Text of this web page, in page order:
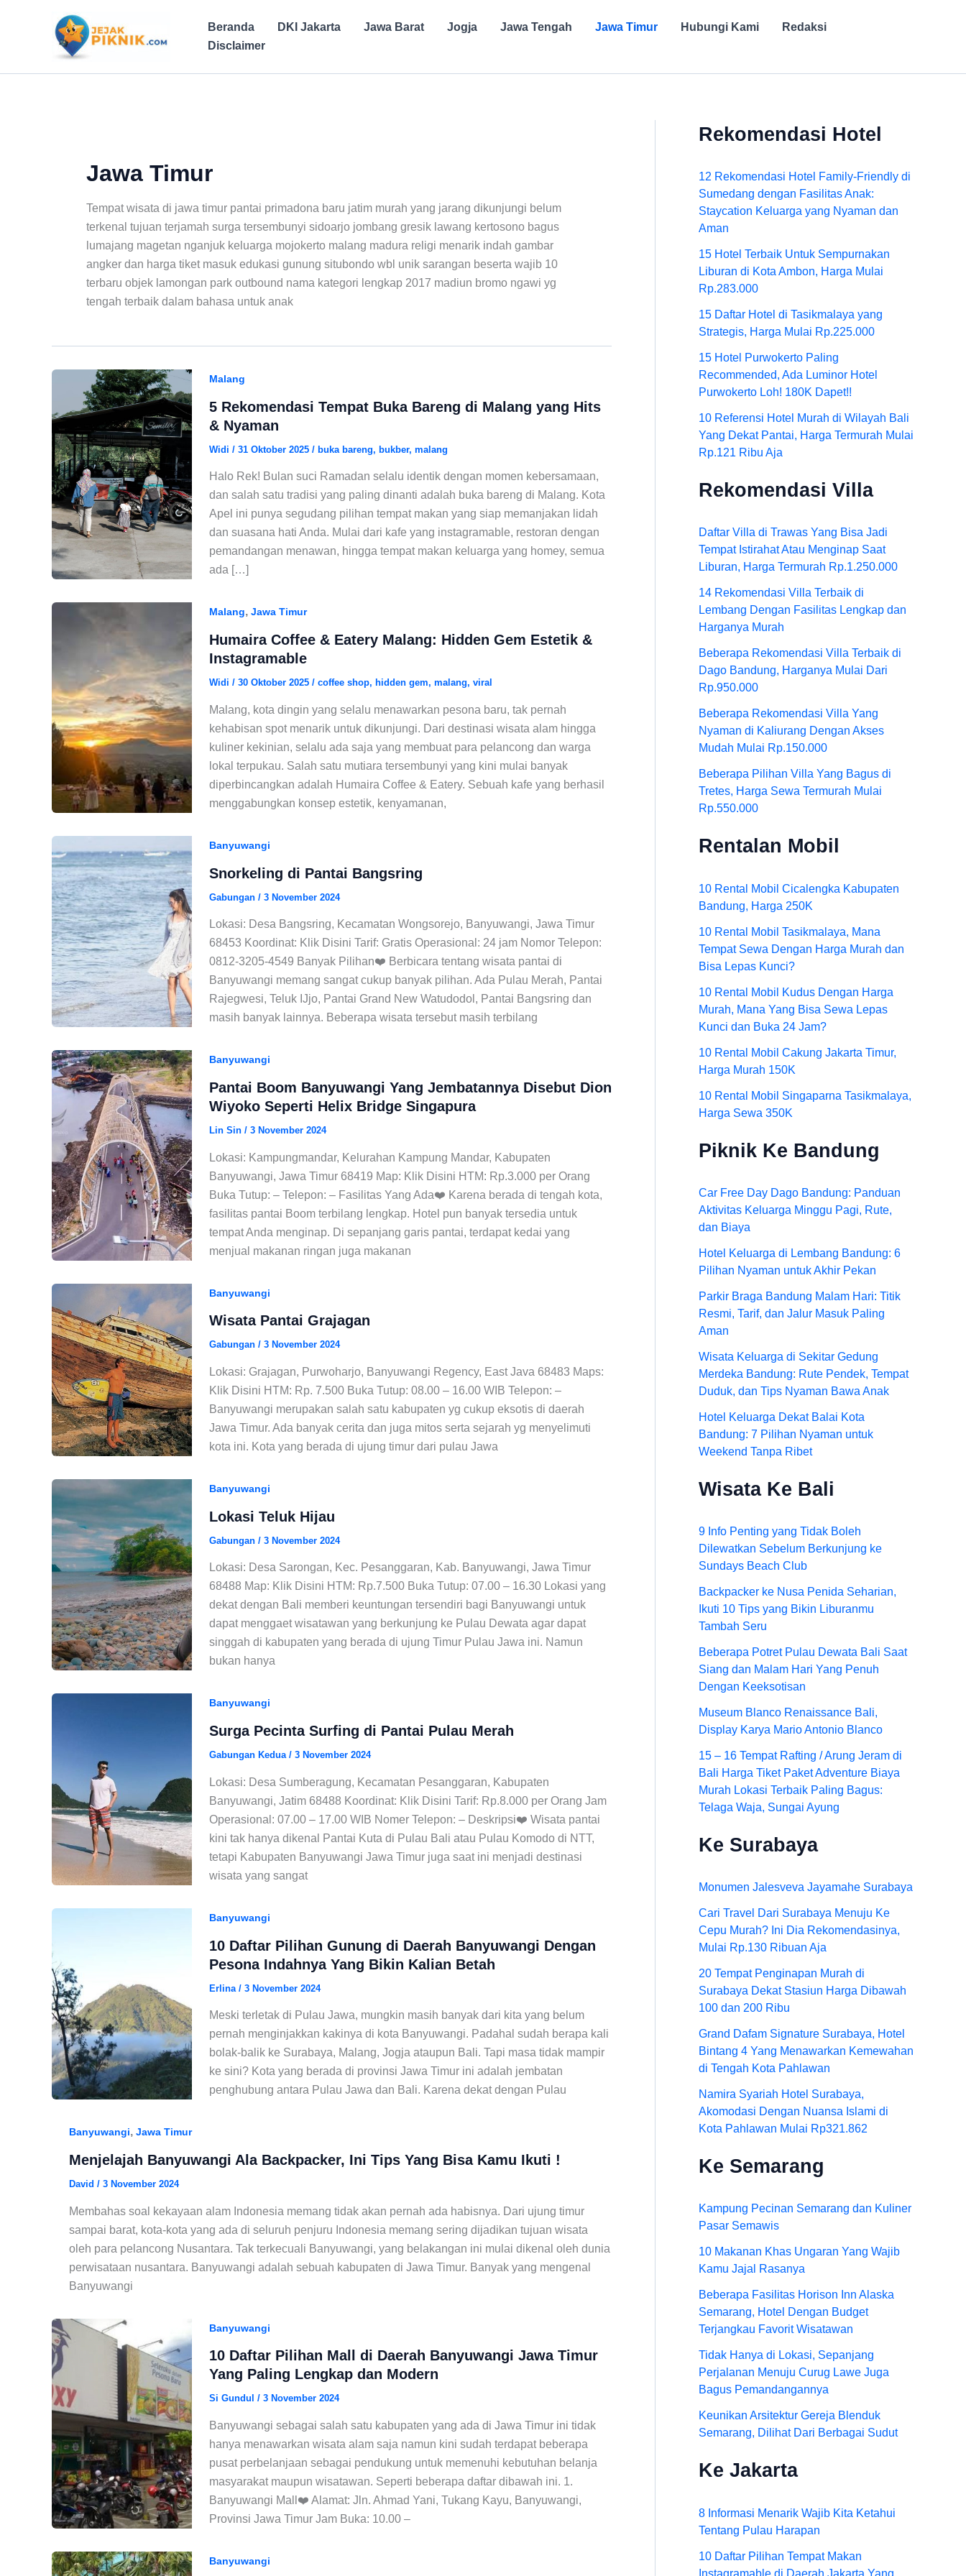
Beranda DKI Jakarta Jawa Barat Jogja Jawa Tengah Jawa Timur Hubungi Kami
Redaksi
Disclaimer
Jawa Timur
Tempat wisata di jawa timur pantai primadona baru jatim murah yang jarang dikunjungi belum
terkenal tujuan terjamah surga tersembunyi sidoarjo jombang gresik lawang kertosono bagus
lumajang magetan nganjuk keluarga mojokerto malang madura religi menarik indah gambar
angker dan harga tiket masuk edukasi gunung situbondo wbl unik sarangan beserta wajib 10
terbaru objek lamongan park outbound nama kategori lengkap 2017 madiun bromo ngawi yg
tengah terbaik dalam bahasa untuk anak
Malang
5 Rekomendasi Tempat Buka Bareng di Malang yang Hits
& Nyaman
Widi / 31 Oktober 2025 / buka bareng, bukber, malang
Halo Rek! Bulan suci Ramadan selalu identik dengan momen kebersamaan,
dan salah satu tradisi yang paling dinanti adalah buka bareng di Malang. Kota
Apel ini punya segudang pilihan tempat makan yang siap memanjakan lidah
dan suasana hati Anda. Mulai dari kafe yang instagramable, restoran dengan
pemandangan menawan, hingga tempat makan keluarga yang homey, semua
ada […]
Malang, Jawa Timur
Humaira Coffee & Eatery Malang: Hidden Gem Estetik &
Instagramable
Widi / 30 Oktober 2025 / coffee shop, hidden gem, malang, viral
Malang, kota dingin yang selalu menawarkan pesona baru, tak pernah
kehabisan spot menarik untuk dikunjungi. Dari destinasi wisata alam hingga
kuliner kekinian, selalu ada saja yang membuat para pelancong dan warga
lokal terpukau. Salah satu mutiara tersembunyi yang kini mulai banyak
diperbincangkan adalah Humaira Coffee & Eatery. Sebuah kafe yang berhasil
menggabungkan konsep estetik, kenyamanan,
Banyuwangi
Snorkeling di Pantai Bangsring
Gabungan / 3 November 2024
Lokasi: Desa Bangsring, Kecamatan Wongsorejo, Banyuwangi, Jawa Timur
68453 Koordinat: Klik Disini Tarif: Gratis Operasional: 24 jam Nomor Telepon:
0812-3205-4549 Banyak Pilihan❤️ Berbicara tentang wisata pantai di
Banyuwangi memang sangat cukup banyak pilihan. Ada Pulau Merah, Pantai
Rajegwesi, Teluk IJjo, Pantai Grand New Watudodol, Pantai Bangsring dan
masih banyak lainnya. Beberapa wisata tersebut masih terbilang
Banyuwangi
Pantai Boom Banyuwangi Yang Jembatannya Disebut Dion
Wiyoko Seperti Helix Bridge Singapura
Lin Sin / 3 November 2024
Lokasi: Kampungmandar, Kelurahan Kampung Mandar, Kabupaten
Banyuwangi, Jawa Timur 68419 Map: Klik Disini HTM: Rp.3.000 per Orang
Buka Tutup: – Telepon: – Fasilitas Yang Ada❤️ Karena berada di tengah kota,
fasilitas pantai Boom terbilang lengkap. Hotel pun banyak tersedia untuk
tempat Anda menginap. Di sepanjang garis pantai, terdapat kedai yang
menjual makanan ringan juga makanan
Banyuwangi
Wisata Pantai Grajagan
Gabungan / 3 November 2024
Lokasi: Grajagan, Purwoharjo, Banyuwangi Regency, East Java 68483 Maps:
Klik Disini HTM: Rp. 7.500 Buka Tutup: 08.00 – 16.00 WIB Telepon: –
Banyuwangi merupakan salah satu kabupaten yg cukup eksotis di daerah
Jawa Timur. Ada banyak cerita dan juga mitos serta sejarah yg menyelimuti
kota ini. Kota yang berada di ujung timur dari pulau Jawa
Banyuwangi
Lokasi Teluk Hijau
Gabungan / 3 November 2024
Lokasi: Desa Sarongan, Kec. Pesanggaran, Kab. Banyuwangi, Jawa Timur
68488 Map: Klik Disini HTM: Rp.7.500 Buka Tutup: 07.00 – 16.30 Lokasi yang
dekat dengan Bali memberi keuntungan tersendiri bagi Banyuwangi untuk
dapat menggaet wisatawan yang berkunjung ke Pulau Dewata agar dapat
singgah di kabupaten yang berada di ujung Timur Pulau Jawa ini. Namun
bukan hanya
Banyuwangi
Surga Pecinta Surfing di Pantai Pulau Merah
Gabungan Kedua / 3 November 2024
Lokasi: Desa Sumberagung, Kecamatan Pesanggaran, Kabupaten
Banyuwangi, Jatim 68488 Koordinat: Klik Disini Tarif: Rp.8.000 per Orang Jam
Operasional: 07.00 – 17.00 WIB Nomer Telepon: – Deskripsi❤️ Wisata pantai
kini tak hanya dikenal Pantai Kuta di Pulau Bali atau Pulau Komodo di NTT,
tetapi Kabupaten Banyuwangi Jawa Timur juga saat ini menjadi destinasi
wisata yang sangat
Banyuwangi
10 Daftar Pilihan Gunung di Daerah Banyuwangi Dengan
Pesona Indahnya Yang Bikin Kalian Betah
Erlina / 3 November 2024
Meski terletak di Pulau Jawa, mungkin masih banyak dari kita yang belum
pernah menginjakkan kakinya di kota Banyuwangi. Padahal sudah berapa kali
bolak-balik ke Surabaya, Malang, Jogja ataupun Bali. Tapi masa tidak mampir
ke sini? Kota yang berada di provinsi Jawa Timur ini adalah jembatan
penghubung antara Pulau Jawa dan Bali. Karena dekat dengan Pulau
Banyuwangi, Jawa Timur
Menjelajah Banyuwangi Ala Backpacker, Ini Tips Yang Bisa Kamu Ikuti !
David / 3 November 2024
Membahas soal kekayaan alam Indonesia memang tidak akan pernah ada habisnya. Dari ujung timur
sampai barat, kota-kota yang ada di seluruh penjuru Indonesia memang sering dijadikan tujuan wisata
oleh para pelancong Nusantara. Tak terkecuali Banyuwangi, yang belakangan ini mulai dikenal oleh dunia
perwisataan nusantara. Banyuwangi adalah sebuah kabupaten di Jawa Timur. Banyak yang mengenal
Banyuwangi
Banyuwangi
10 Daftar Pilihan Mall di Daerah Banyuwangi Jawa Timur
Yang Paling Lengkap dan Modern
Si Gundul / 3 November 2024
Banyuwangi sebagai salah satu kabupaten yang ada di Jawa Timur ini tidak
hanya menawarkan wisata alam saja namun kini sudah terdapat beberapa
pusat perbelanjaan sebagai pendukung untuk memenuhi kebutuhan belanja
masyarakat maupun wisatawan. Seperti beberapa daftar dibawah ini. 1.
Banyuwangi Mall❤️ Alamat: Jln. Ahmad Yani, Tukang Kayu, Banyuwangi,
Provinsi Jawa Timur Jam Buka: 10.00 –
Banyuwangi
Rekomendasi Hotel
12 Rekomendasi Hotel Family-Friendly di
Sumedang dengan Fasilitas Anak:
Staycation Keluarga yang Nyaman dan
Aman
15 Hotel Terbaik Untuk Sempurnakan
Liburan di Kota Ambon, Harga Mulai
Rp.283.000
15 Daftar Hotel di Tasikmalaya yang
Strategis, Harga Mulai Rp.225.000
15 Hotel Purwokerto Paling
Recommended, Ada Luminor Hotel
Purwokerto Loh! 180K Dapet!!
10 Referensi Hotel Murah di Wilayah Bali
Yang Dekat Pantai, Harga Termurah Mulai
Rp.121 Ribu Aja
Rekomendasi Villa
Daftar Villa di Trawas Yang Bisa Jadi
Tempat Istirahat Atau Menginap Saat
Liburan, Harga Termurah Rp.1.250.000
14 Rekomendasi Villa Terbaik di
Lembang Dengan Fasilitas Lengkap dan
Harganya Murah
Beberapa Rekomendasi Villa Terbaik di
Dago Bandung, Harganya Mulai Dari
Rp.950.000
Beberapa Rekomendasi Villa Yang
Nyaman di Kaliurang Dengan Akses
Mudah Mulai Rp.150.000
Beberapa Pilihan Villa Yang Bagus di
Tretes, Harga Sewa Termurah Mulai
Rp.550.000
Rentalan Mobil
10 Rental Mobil Cicalengka Kabupaten
Bandung, Harga 250K
10 Rental Mobil Tasikmalaya, Mana
Tempat Sewa Dengan Harga Murah dan
Bisa Lepas Kunci?
10 Rental Mobil Kudus Dengan Harga
Murah, Mana Yang Bisa Sewa Lepas
Kunci dan Buka 24 Jam?
10 Rental Mobil Cakung Jakarta Timur,
Harga Murah 150K
10 Rental Mobil Singaparna Tasikmalaya,
Harga Sewa 350K
Piknik Ke Bandung
Car Free Day Dago Bandung: Panduan
Aktivitas Keluarga Minggu Pagi, Rute,
dan Biaya
Hotel Keluarga di Lembang Bandung: 6
Pilihan Nyaman untuk Akhir Pekan
Parkir Braga Bandung Malam Hari: Titik
Resmi, Tarif, dan Jalur Masuk Paling
Aman
Wisata Keluarga di Sekitar Gedung
Merdeka Bandung: Rute Pendek, Tempat
Duduk, dan Tips Nyaman Bawa Anak
Hotel Keluarga Dekat Balai Kota
Bandung: 7 Pilihan Nyaman untuk
Weekend Tanpa Ribet
Wisata Ke Bali
9 Info Penting yang Tidak Boleh
Dilewatkan Sebelum Berkunjung ke
Sundays Beach Club
Backpacker ke Nusa Penida Seharian,
Ikuti 10 Tips yang Bikin Liburanmu
Tambah Seru
Beberapa Potret Pulau Dewata Bali Saat
Siang dan Malam Hari Yang Penuh
Dengan Keeksotisan
Museum Blanco Renaissance Bali,
Display Karya Mario Antonio Blanco
15 – 16 Tempat Rafting / Arung Jeram di
Bali Harga Tiket Paket Adventure Biaya
Murah Lokasi Terbaik Paling Bagus:
Telaga Waja, Sungai Ayung
Ke Surabaya
Monumen Jalesveva Jayamahe Surabaya
Cari Travel Dari Surabaya Menuju Ke
Cepu Murah? Ini Dia Rekomendasinya,
Mulai Rp.130 Ribuan Aja
20 Tempat Penginapan Murah di
Surabaya Dekat Stasiun Harga Dibawah
100 dan 200 Ribu
Grand Dafam Signature Surabaya, Hotel
Bintang 4 Yang Menawarkan Kemewahan
di Tengah Kota Pahlawan
Namira Syariah Hotel Surabaya,
Akomodasi Dengan Nuansa Islami di
Kota Pahlawan Mulai Rp321.862
Ke Semarang
Kampung Pecinan Semarang dan Kuliner
Pasar Semawis
10 Makanan Khas Ungaran Yang Wajib
Kamu Jajal Rasanya
Beberapa Fasilitas Horison Inn Alaska
Semarang, Hotel Dengan Budget
Terjangkau Favorit Wisatawan
Tidak Hanya di Lokasi, Sepanjang
Perjalanan Menuju Curug Lawe Juga
Bagus Pemandangannya
Keunikan Arsitektur Gereja Blenduk
Semarang, Dilihat Dari Berbagai Sudut
Ke Jakarta
8 Informasi Menarik Wajib Kita Ketahui
Tentang Pulau Harapan
10 Daftar Pilihan Tempat Makan
Instagramable di Daerah Jakarta Yang